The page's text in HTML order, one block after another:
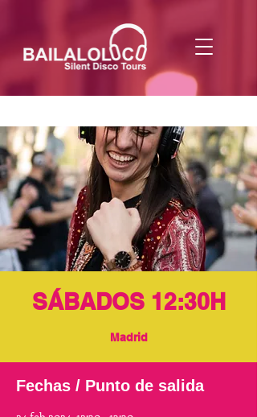
SÁBADOS 12:30H
Madrid
Fechas / Punto de salida